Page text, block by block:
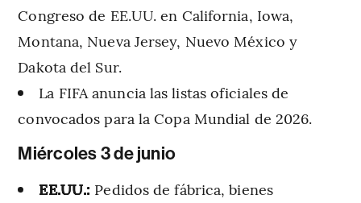
Congreso de EE.UU. en California, Iowa,
Montana, Nueva Jersey, Nuevo México y
Dakota del Sur.
La FIFA anuncia las listas oficiales de
convocados para la Copa Mundial de 2026.
Miércoles 3 de junio
EE.UU.: Pedidos de fábrica, bienes